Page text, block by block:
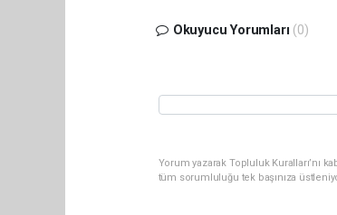
Okuyucu Yorumları (0)
Yorum yazarak Topluluk Kuralları’nı
tüm sorumluluğu tek başınıza